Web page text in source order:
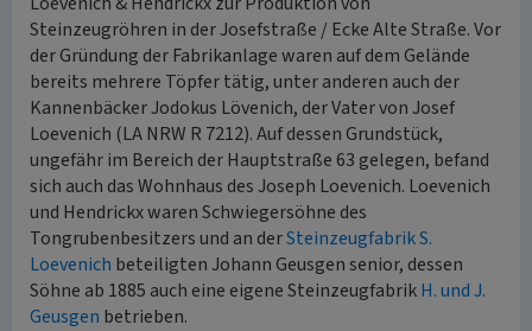
Steinzeugröhren in der Josefstraße / Ecke Alte Straße. Vor
der Gründung der Fabrikanlage waren auf dem Gelände
bereits mehrere Töpfer tätig, unter anderen auch der
Kannenbäcker Jodokus Lövenich, der Vater von Josef
Loevenich (LA NRW R 7212). Auf dessen Grundstück,
ungefähr im Bereich der Hauptstraße 63 gelegen, befand
sich auch das Wohnhaus des Joseph Loevenich. Loevenich
und Hendrickx waren Schwiegersöhne des
Tongrubenbesitzers und an derSteinzeugfabrik S.
Loevenich beteiligten Johann Geusgen senior, dessen
Söhne ab 1885 auch eine eigene SteinzeugfabrikH. und J.
Geusgen betrieben.